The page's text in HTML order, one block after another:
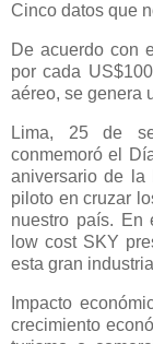
Cinco datos que
De acuerdo con
por cada
aéreo, se genera
Lima, 25 de
conmemoró el
aniversario de la
piloto en cruzar
nuestro país. En
low cost SKY
esta gran
Impacto
crecimiento